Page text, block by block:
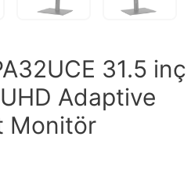
31.5 inç
Adaptive
Monitör